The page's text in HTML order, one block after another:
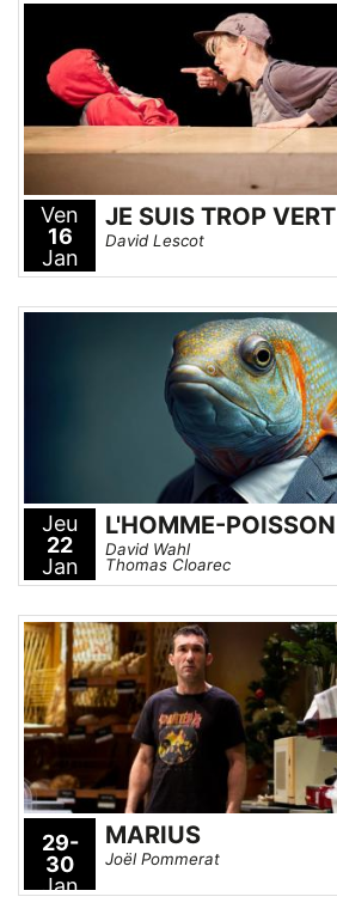
Ven
16
Jan
JE SUIS TROP VERT
David Lescot
Jeu
22
Jan
L'HOMME-POISSON
David Wahl
Thomas Cloarec
29-
30
Jan
MARIUS
Joël Pommerat